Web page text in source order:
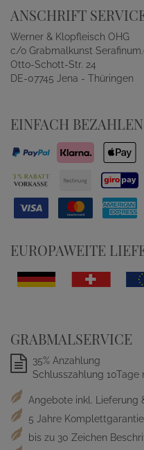
ANSCHRIFT
Werner & Klopfleisch OHG
c/o Grabmalkunst
Otto-Schott-Str. 24
DE-07745 Jena - Thüringen
EINFACH BEZAHLEN
EUROPAWEITE
GRABMALSERVICE
35% Anzahlung
Schlusszahlung 10Tage
Angebote inkl. Lieferung
5 Jahre Komplettgarantie
bis zu 30 Zeichen